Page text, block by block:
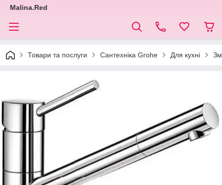
Malina.Red
Товари та послуги Сантехніка Grohe Для кухні